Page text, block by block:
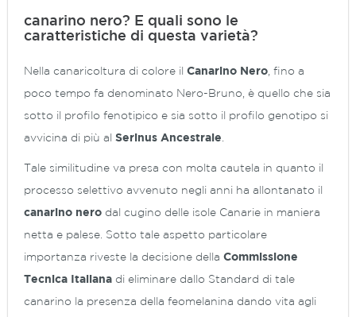
canarino nero? E quali sono le
caratteristiche di questa varietà?
Nella canaricoltura di colore il Canarino Nero , fino a
poco tempo fa denominato Nero-Bruno, è quello che sia
sotto il profilo fenotipico e sia sotto il profilo genotipo si
avvicina di più al Serinus Ancestrale
Tale similitudine va presa con molta cautela in quanto il
processo selettivo avvenuto negli anni ha allontanato il
canarino nero dal cugino delle isole Canarie in maniera
netta e palese. Sotto tale aspetto particolare
importanza riveste la decisione della Commissione
Tecnica Italiana di eliminare dallo Standard di tale
canarino la presenza della feomelanina dando vita agli